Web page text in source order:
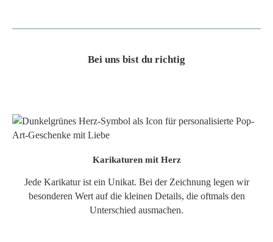
Bei uns bist du richtig
Karikaturen mit Herz
Jede Karikatur ist ein Unikat. Bei der Zeichnung legen wir
besonderen Wert auf die kleinen Details, die oftmals den
Unterschied ausmachen.